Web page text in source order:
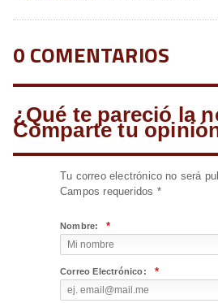
0 COMENTARIOS
¿Qué te pareció la
Comparte tu
Tu correo electrónico no será
Campos requeridos *
Nombre: *
Correo Electrónico: *